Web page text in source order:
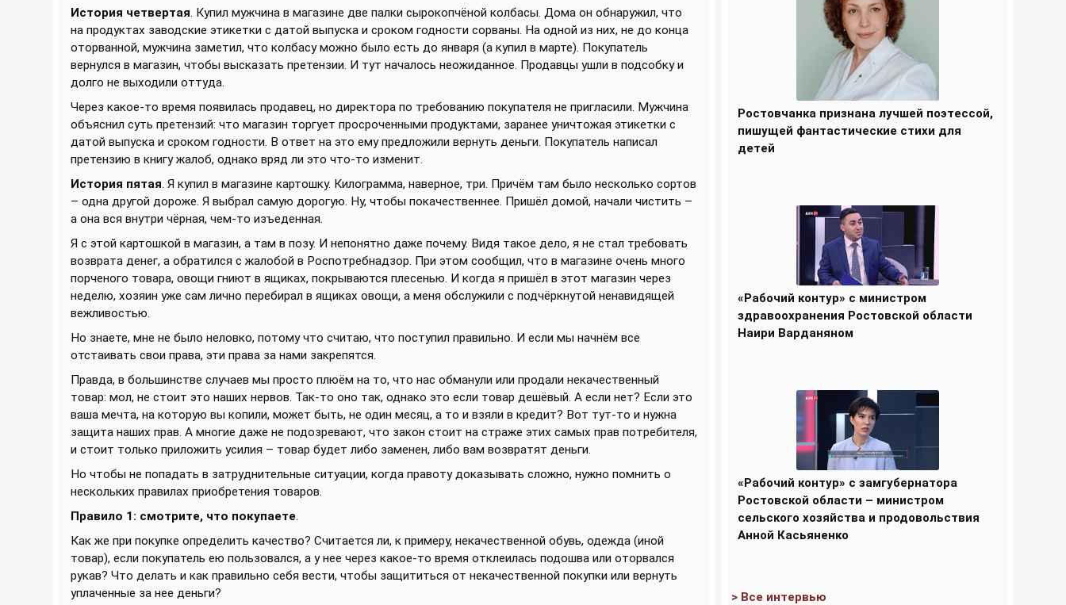
История четвертая. Купил мужчина в магазине две палки сырокопчёной колбасы. Дома он обнаружил, что
на продуктах заводские этикетки с датой выпуска и сроком годности сорваны. На одной из них, не до конца
оторванной, мужчина заметил, что колбасу можно было есть до января (а купил в марте). Покупатель
вернулся в магазин, чтобы высказать претензии. И тут началось неожиданное. Продавцы ушли в подсобку и
долго не выходили оттуда.
Через какое-то время появилась продавец, но директора по требованию покупателя не пригласили. Мужчина
объяснил суть претензий: что магазин торгует просроченными продуктами, заранее уничтожая этикетки с
датой выпуска и сроком годности. В ответ на это ему предложили вернуть деньги. Покупатель написал
претензию в книгу жалоб, однако вряд ли это что-то изменит.
История пятая. Я купил в магазине картошку. Килограмма, наверное, три. Причём там было несколько сортов
– одна другой дороже. Я выбрал самую дорогую. Ну, чтобы покачественнее. Пришёл домой, начали чистить –
а она вся внутри чёрная, чем-то изъеденная.
Я с этой картошкой в магазин, а там в позу. И непонятно даже почему. Видя такое дело, я не стал требовать
возврата денег, а обратился с жалобой в Роспотребнадзор. При этом сообщил, что в магазине очень много
порченого товара, овощи гниют в ящиках, покрываются плесенью. И когда я пришёл в этот магазин через
неделю, хозяин уже сам лично перебирал в ящиках овощи, а меня обслужили с подчёркнутой ненавидящей
вежливостью.
Но знаете, мне не было неловко, потому что считаю, что поступил правильно. И если мы начнём все
отстаивать свои права, эти права за нами закрепятся.
Правда, в большинстве случаев мы просто плюём на то, что нас обманули или продали некачественный
товар: мол, не стоит это наших нервов. Так-то оно так, однако это если товар дешёвый. А если нет? Если это
ваша мечта, на которую вы копили, может быть, не один месяц, а то и взяли в кредит? Вот тут-то и нужна
защита наших прав. А многие даже не подозревают, что закон стоит на страже этих самых прав потребителя,
и стоит только приложить усилия – товар будет либо заменен, либо вам возвратят деньги.
Но чтобы не попадать в затруднительные ситуации, когда правоту доказывать сложно, нужно помнить о
нескольких правилах приобретения товаров.
Правило 1: смотрите, что покупаете.
Как же при покупке определить качество? Считается ли, к примеру, некачественной обувь, одежда (иной
товар), если покупатель ею пользовался, а у нее через какое-то время отклеилась подошва или оторвался
рукав? Что делать и как правильно себя вести, чтобы защититься от некачественной покупки или вернуть
уплаченные за нее деньги?
Ростовчанка признана лучшей поэтессой,
пишущей фантастические стихи для
детей
«Рабочий контур» с министром
здравоохранения Ростовской области
Наири Варданяном
«Рабочий контур» с замгубернатора
Ростовской области – министром
сельского хозяйства и продовольствия
Анной Касьяненко
> Все интервью